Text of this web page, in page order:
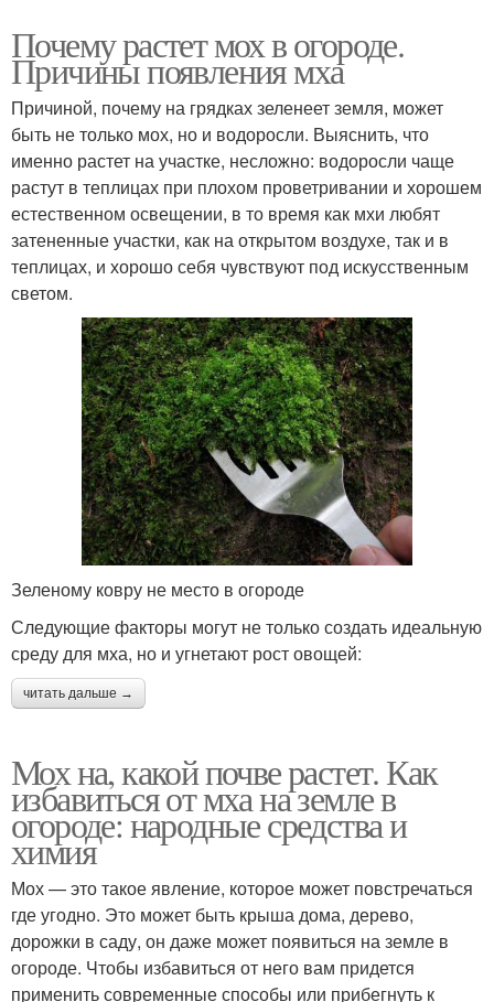
Почему растет мох в огороде.
Причины появления мха
Причиной, почему на грядках зеленеет земля, может
быть не только мох, но и водоросли. Выяснить, что
именно растет на участке, несложно: водоросли чаще
растут в теплицах при плохом проветривании и хорошем
естественном освещении, в то время как мхи любят
затененные участки, как на открытом воздухе, так и в
теплицах, и хорошо себя чувствуют под искусственным
светом.
Зеленому ковру не место в огороде
Следующие факторы могут не только создать идеальную
среду для мха, но и угнетают рост овощей:
читать дальше →
Мох на, какой почве растет. Как
избавиться от мха на земле в
огороде: народные средства и
химия
Мох — это такое явление, которое может повстречаться
где угодно. Это может быть крыша дома, дерево,
дорожки в саду, он даже может появиться на земле в
огороде. Чтобы избавиться от него вам придется
применить современные способы или прибегнуть к